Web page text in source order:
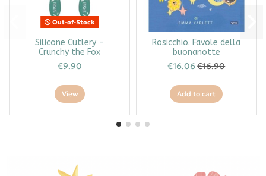
Out-of-Stock
Silicone Cutlery -
Crunchy the Fox
€9.90
View
Rosicchio. Favole della
buonanotte
€16.06€16.90
Add to cart